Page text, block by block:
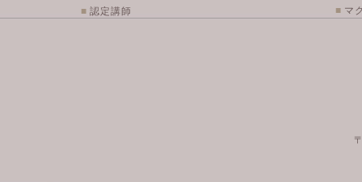
■ 認定講師
■ マ